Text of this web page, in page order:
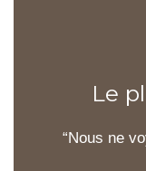
Le
“Nous ne